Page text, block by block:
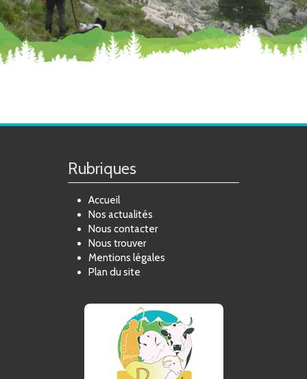
Rubriques
Accueil
Nos actualités
Nous contacter
Nous trouver
Mentions légales
Plan du site